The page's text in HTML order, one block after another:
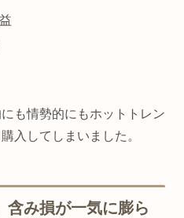
も情勢的にもホットトレン
入してしまいました。
含み損が一気に膨ら